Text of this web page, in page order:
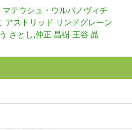
マテウシュ・ウルバノヴィチ
アストリッド リンドグレーン
さとし,仲正 昌樹 王谷 晶